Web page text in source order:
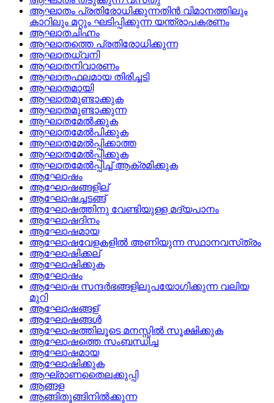
ആഘാതം പ്രതിരോധിക്കുന്നതിന്‍ വിമാനത്തിലും
കാറിലും മറ്റും ഘടിപ്പിക്കുന്ന യന്ത്രാപകരണം
ആഘാതചിഹ്നം
ആഘാതത്തെ പ്രതിരോധിക്കുന്ന
ആഘാതധ്വനി
ആഘാതനിവാരണം
ആഘാതഫലമായ തിരിച്ചടി
ആഘാതമായി
ആഘാതമുണ്ടാക്കുക
ആഘാതമുണ്ടാക്കുന്ന
ആഘാതമേല്‍ക്കുക
ആഘാതമേല്‍പിക്കുക
ആഘാതമേല്‍പ്പിക്കാത്ത
ആഘാതമേല്‍പ്പിക്കുക
ആഘാതമേല്‍പ്പിച്ച്‌ ആക്രമിക്കുക
ആഘോഷം
ആഘോഷങ്ങളില്
ആഘോഷച്ചടങ്ങ്
ആഘോഷത്തിനു വേണ്ടിയുള്ള മദ്യപാനം
ആഘോഷദിനം
ആഘോഷമായ
ആഘോഷവേളകളില്‍ അണിയുന്ന സ്ഥാനവസ്‌ത്രം
ആഘോഷിക്കല്
ആഘോഷിക്കുക
ആഘോഷം
ആഘോഷ സന്ദര്‍ഭങ്ങളിലുപയോഗിക്കുന്ന വലിയ
മുറി
ആഘോഷങ്ങള്
ആഘോഷങ്ങള്‍
ആഘോഷത്തിലൂടെ മനസ്സിൽ സൂക്ഷിക്കുക
ആഘോഷത്തെ സംബന്ധിച്ച
ആഘോഷമായ
ആഘോഷിക്കുക
ആഘ്രാണതൈലക്കുപ്പി
ആങ്ങള
ആങ്ങിതൂങ്ങിനില്‍ക്കുന്ന